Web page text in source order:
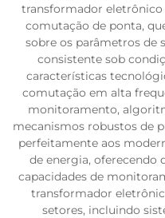
transformador
comutação de ponta,
sobre os parâmetros de
consistente sob
características
comutação em alta
monitoramento,
mecanismos robustos de
perfeitamente aos
de energia, oferecendo
capacidades de
transformador
setores, incluindo